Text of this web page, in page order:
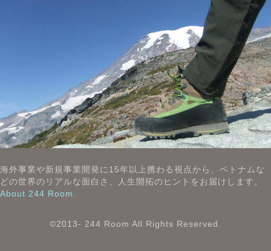
海外事業や新規事業開発に15年以上携わる視点から、ベトナムな
どの世界のリアルな面白さ、人生開拓のヒントをお届けします。
About 244 Room
©2013- 244 Room All Rights Reserved.